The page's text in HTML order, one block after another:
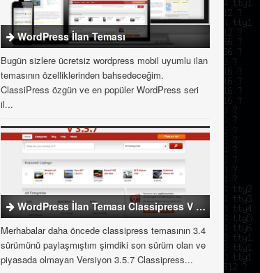
WordPress İlan Teması
Bugün sizlere ücretsiz wordpress mobil uyumlu ilan
temasının özelliklerinden bahsedeceğim.
ClassiPress özgün ve en popüler WordPress seri
il...
WordPress İlan Teması Classipress V 3.5.7
Merhabalar daha öncede classipress temasının 3.4
sürümünü paylaşmıştım şimdiki son sürüm olan ve
piyasada olmayan Versiyon 3.5.7 Classipress...